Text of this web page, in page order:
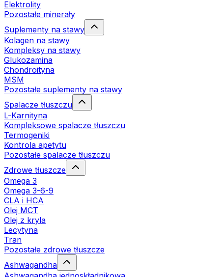
Elektrolity
Pozostałe minerały
Suplementy na stawy
Kolagen na stawy
Kompleksy na stawy
Glukozamina
Chondroityna
MSM
Pozostałe suplementy na stawy
Spalacze tłuszczu
L-Karnityna
Kompleksowe spalacze tłuszczu
Termogeniki
Kontrola apetytu
Pozostałe spalacze tłuszczu
Zdrowe tłuszcze
Omega 3
Omega 3-6-9
CLA i HCA
Olej MCT
Olej z kryla
Lecytyna
Tran
Pozostałe zdrowe tłuszcze
Ashwagandha